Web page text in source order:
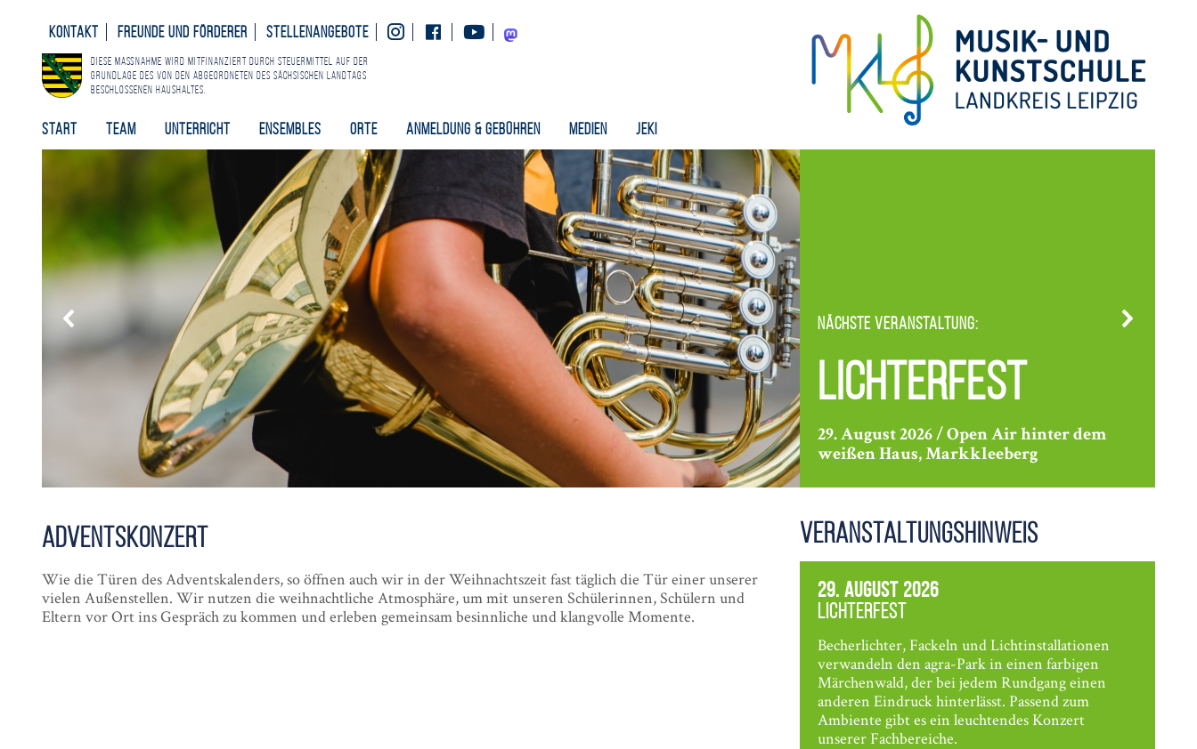
Kontakt Freunde und Förderer Stellenangebote InstagramFacebookYoutubeMastodon
Diese Maßnahme wird mitfinanziert durch Steuermittel auf der
Grundlage des von den Abgeordneten des Sächsischen Landtags
beschlossenen Haushaltes.
Start Team Unterricht Ensembles Orte Anmeldung & Gebühren Medien Jeki
Nächste Veranstaltung:
Lichterfest
29. August 2026 / Open Air hinter dem
weißen Haus, Markkleeberg
Advents­konzert
Wie die Türen des Adventskalenders, so öffnen auch wir in der Weihnachtszeit fast täglich die Tür einer unserer
vielen Außenstellen. Wir nutzen die weihnachtliche Atmosphäre, um mit unseren Schülerinnen, Schülern und
Eltern vor Ort ins Gespräch zu kommen und erleben gemeinsam besinnliche und klangvolle Momente.
Veranstaltungshinweis
29. August 2026
Lichterfest
Becherlichter, Fackeln und Lichtinstallationen
verwandeln den agra-Park in einen farbigen
Märchenwald, der bei jedem Rundgang einen
anderen Eindruck hinterlässt. Passend zum
Ambiente gibt es ein leuchtendes Konzert
unserer Fachbereiche.